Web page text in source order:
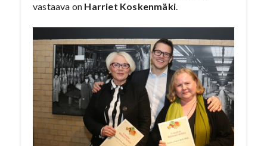
vastaava on Harriet Koskenmäki.